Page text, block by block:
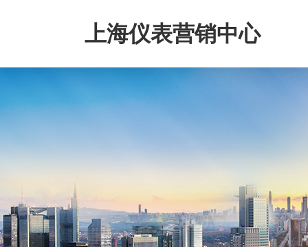
上海仪表营销中心